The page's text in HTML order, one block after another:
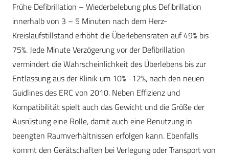
Frühe Defibrillation – Wiederbelebung plus Defibrillation
innerhalb von 3 – 5 Minuten nach dem Herz-
Kreislaufstillstand erhöht die Überlebensraten auf 49% bis
75%. Jede Minute Verzögerung vor der Defibrillation
vermindert die Wahrscheinlichkeit des Überlebens bis zur
Entlassung aus der Klinik um 10% -12%, nach den neuen
Guidlines des ERC von 2010. Neben Effizienz und
Kompatibilität spielt auch das Gewicht und die Größe der
Ausrüstung eine Rolle, damit auch eine Benutzung in
beengten Raumverhältnissen erfolgen kann. Ebenfalls
kommt den Gerätschaften bei Verlegung oder Transport von